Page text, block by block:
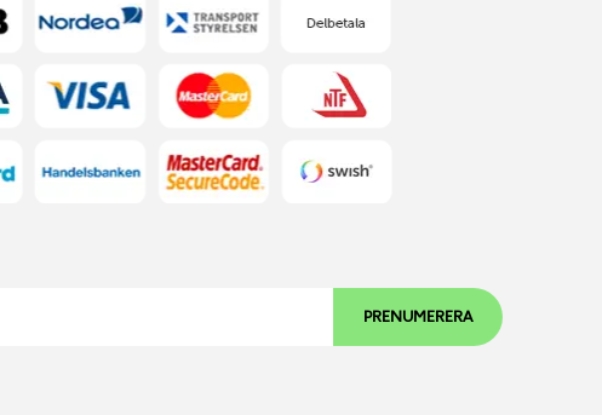
PRENUMERERA